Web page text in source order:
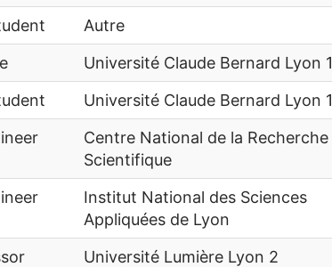
Autre
Université Claude Bernard Lyon 1
Université Claude Bernard Lyon 1
Centre National de la Recherche
Scientifique
Institut National des Sciences
Appliquées de Lyon
Université Lumière Lyon 2